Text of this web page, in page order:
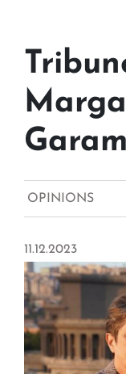
OPINIONS
11.12.2023